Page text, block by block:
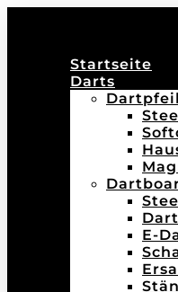
Startseite
Darts
E-